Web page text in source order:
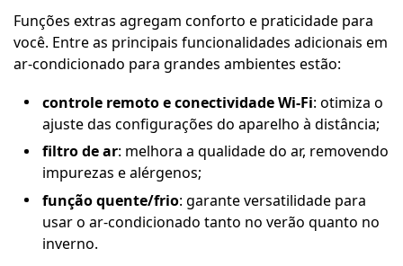
Funções extras agregam conforto e praticidade para
você. Entre as principais funcionalidades adicionais em
ar-condicionado para grandes ambientes estão:
controle remoto e conectividade Wi-Fi: otimiza o
ajuste das configurações do aparelho à distância;
filtro de ar: melhora a qualidade do ar, removendo
impurezas e alérgenos;
função quente/frio: garante versatilidade para
usar o ar-condicionado tanto no verão quanto no
inverno.